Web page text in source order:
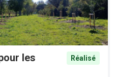
les
Réalisé